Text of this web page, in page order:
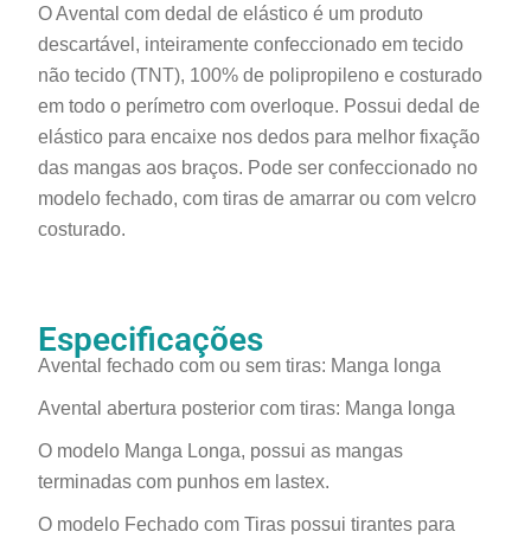
O Avental com dedal de elástico é um produto
descartável, inteiramente confeccionado em tecido
não tecido (TNT), 100% de polipropileno e costurado
em todo o perímetro com overloque. Possui dedal de
elástico para encaixe nos dedos para melhor fixação
das mangas aos braços. Pode ser confeccionado no
modelo fechado, com tiras de amarrar ou com velcro
costurado.
Especificações
Avental fechado com ou sem tiras: Manga longa
Avental abertura posterior com tiras: Manga longa
O modelo Manga Longa, possui as mangas
terminadas com punhos em lastex.
O modelo Fechado com Tiras possui tirantes para